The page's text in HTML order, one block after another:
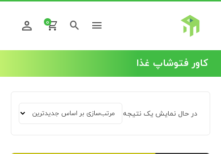
0
کاور فتوشاپ غذا
در حال نمایش یک نتیجه